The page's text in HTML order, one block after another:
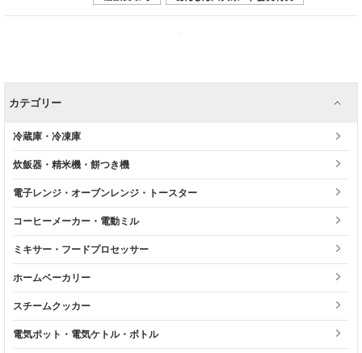
カテゴリー
冷蔵庫・冷凍庫
炊飯器・精米機・餅つき機
電子レンジ・オーブンレンジ・トースター
コーヒーメーカー・電動ミル
ミキサー・フードプロセッサー
ホームベーカリー
スチームクッカー
電気ポット・電気ケトル・ボトル